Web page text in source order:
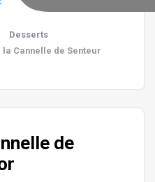
Desserts
Cannelle de Senteur
de